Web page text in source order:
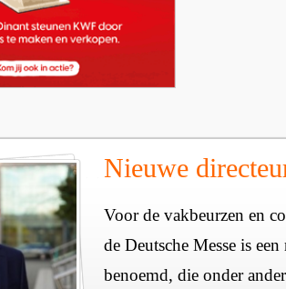
Nieuwe
Voor de vakbeurzen en
de Deutsche Messe is
benoemd, die onder